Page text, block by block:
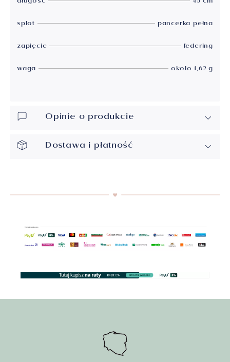
splot
pancerka pełna
zapięcie
federing
waga
około 1,62 g
Opinie o produkcie
Dostawa i płatność